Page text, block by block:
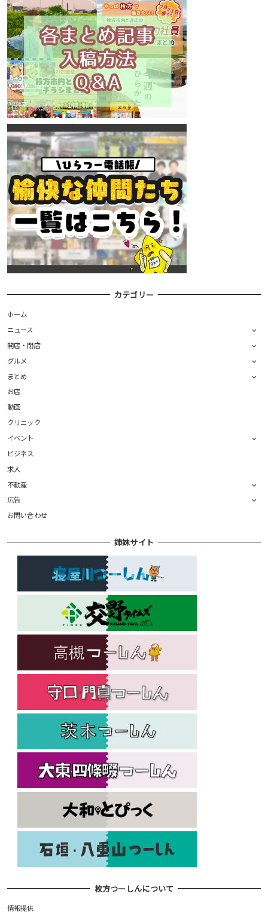
カテゴリー
ホーム
ニュース
開店・閉店
グルメ
まとめ
お店
動画
クリニック
イベント
ビジネス
求人
不動産
広告
お問い合わせ
姉妹サイト
枚方つーしんについて
情報提供